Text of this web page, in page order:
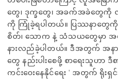
တွေ၊ ဒုက္ခတွေ၊ အခက်အခဲတွေကို
ကို ကြုံခဲ့ရပါတယ်။ ပြဿနာတွေကို
စိတ်၊ သောက နဲ့ သံသယတွေမှာ အ
နားလည်ခဲ့ပါတယ်။ ဒီအတွက် အန
တွေ နည်းပါးစေဖို့ စာရေးသူဟာ
ကင်းဝေးနေနိုင်ရေး ' အတွက် ရိုး